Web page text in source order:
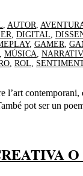
, AUTOR,
, DIGITAL,
, GAMER,
, MÚSICA,
, ROL,
pot ser un